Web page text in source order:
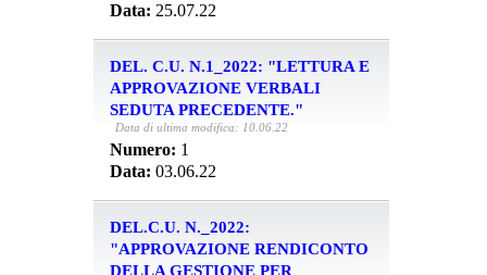
Data: 25.07.22
DEL. C.U. N.1_2022: "LETTURA E
APPROVAZIONE VERBALI
SEDUTA PRECEDENTE."
Data di ultima modifica: 10.06.22
Numero: 1
Data: 03.06.22
DEL.C.U. N._2022:
"APPROVAZIONE RENDICONTO
DELLA GESTIONE PER